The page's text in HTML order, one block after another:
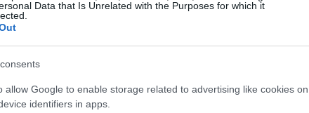
Data that Is Unrelated with the Purposes for which it
allow Google to enable storage related to advertising like cookies on
identifiers in apps.
y pequeños negocios obtengan los fondos
Esto es especialmente relevante en países en
es limitado. Además, muchos programas de